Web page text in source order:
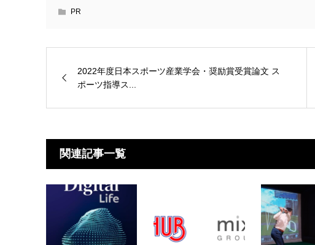
PR
2022年度日本スポーツ産業学会・奨励賞受賞論文 ス
ポーツ指導ス...
関連記事一覧